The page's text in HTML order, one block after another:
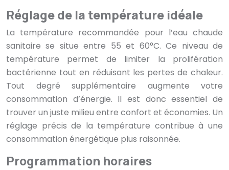
Réglage de la température idéale
La température recommandée pour l’eau chaude
sanitaire se situe entre 55 et 60°C. Ce niveau de
température permet de limiter la prolifération
bactérienne tout en réduisant les pertes de chaleur.
Tout degré supplémentaire augmente votre
consommation d’énergie. Il est donc essentiel de
trouver un juste milieu entre confort et économies. Un
réglage précis de la température contribue à une
consommation énergétique plus raisonnée.
Programmation horaires